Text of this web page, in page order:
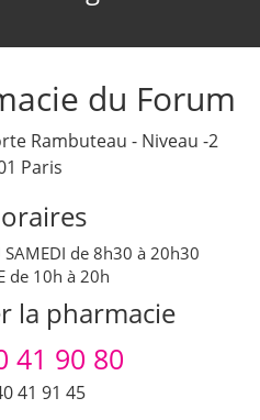
du Forum
Rambuteau - Niveau -2
Paris
SAMEDI de 8h30 à 20h30
de 10h à 20h
la pharmacie
41 90 80
41 91 45